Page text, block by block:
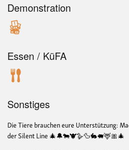
Demonstration
Essen / KüFA
Sonstiges
Die Tiere brauchen eure Unterstützung:
der Silent Line 🎄🔔🐄🐮🪿🦆🐇🐖🦌🎀🎄